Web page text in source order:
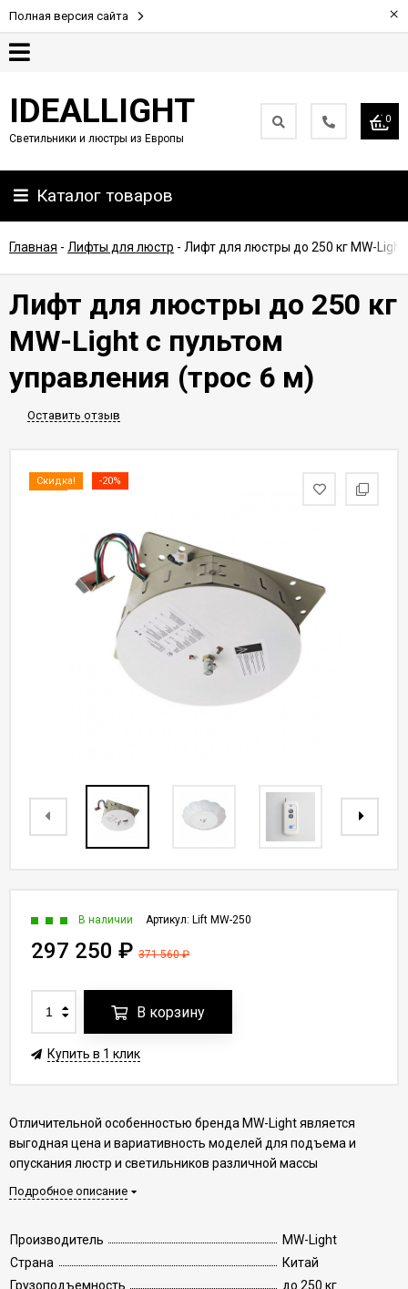
Полная версия сайта ×
Партнерам
Доставка
IDEALLIGHT
Светильники и люстры из Европы
0
Каталог товаров
Главная - Лифты для люстр - Лифт для люстры до 250 кг MW-
Лифт для люстры до 250 кг
MW-Light с пультом
управления (трос 6 м)
Оставить отзыв
Скидка! -20%
Отличительной особенностью бренда MW-Light является
выгодная цена и вариативность моделей для подъема и
опускания люстр и светильников различной массы
Подробное описание
Производитель
MW-Light
Страна
Китай
Грузоподъемность
до 250 кг
Артикул: Lift MW-250
В наличии
297 250 ₽ 371 560₽
В корзину
Купить в 1 клик